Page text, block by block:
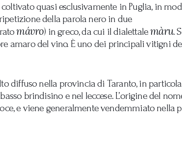
quasi esclusivamente in Puglia, in
della parola nero in due
mávro) in greco, da cui il dialettalemàru.
amaro del vino. È uno dei principali vitigni
diffuso nella provincia di Taranto, in
brindisino e nel leccese. L’origine del
e viene generalmente vendemmiato nella